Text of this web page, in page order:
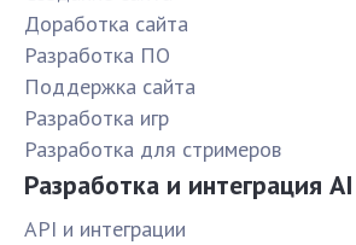
Доработка сайта
Разработка ПО
Поддержка сайта
Разработка игр
Разработка для стримеров
Разработка и интеграция AI
API и интеграции